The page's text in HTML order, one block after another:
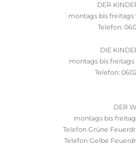
DER
montags bis freitags
Telefon:
DIE
montags bis freitags
Telefon:
DER
montags bis
Telefon Grüne
Telefon Gelbe